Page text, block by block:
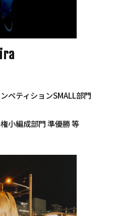
ペティションSMALL部門
小編成部門 準優勝 等